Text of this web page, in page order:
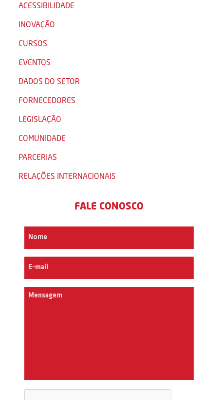
ACESSIBILIDADE
INOVAÇÃO
CURSOS
EVENTOS
DADOS DO SETOR
FORNECEDORES
LEGISLAÇÃO
COMUNIDADE
PARCERIAS
RELAÇÕES INTERNACIONAIS
FALE CONOSCO